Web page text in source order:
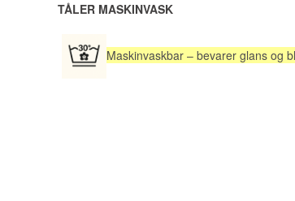
TÅLER MASKINVASK
Maskinvaskbar – bevarer glans og